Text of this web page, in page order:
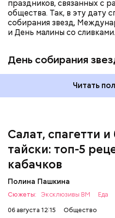
праздников, связанных с
общества. Так, в эту дату
собирания звезд,
и День малины со сливками.
День собирания
Читать
Салат, спагетти
тайски: топ-5
кабачков
Полина Пашкина
Сюжеты: Эксклюзивы ВМ
Еда
06 августа 12:15
Общество
чеснок;
Однако диетолог
может быть полезна. В
есть с осторожностью